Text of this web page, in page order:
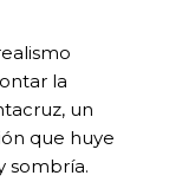
la
un
que huye
sombría.